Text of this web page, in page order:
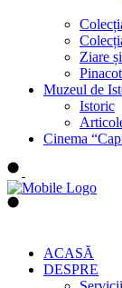
Ziare
Muzeul de
Istoric
Cinema
ACASĂ
DESPRE